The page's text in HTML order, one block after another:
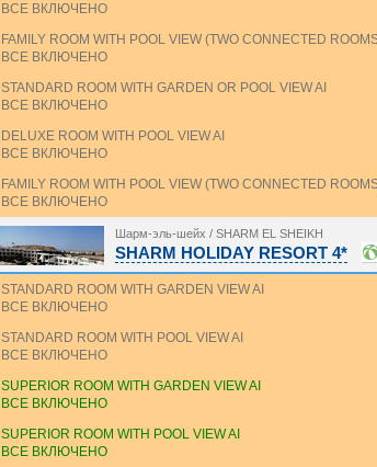
ВСЕ ВКЛЮЧЕНО
FAMILY ROOM WITH POOL VIEW (TWO CONNECTED
ВСЕ ВКЛЮЧЕНО
STANDARD ROOM WITH GARDEN OR POOL VIEW AI
ВСЕ ВКЛЮЧЕНО
DELUXE ROOM WITH POOL VIEW AI
ВСЕ ВКЛЮЧЕНО
FAMILY ROOM WITH POOL VIEW (TWO CONNECTED
ВСЕ ВКЛЮЧЕНО
Шарм-эль-шейх / SHARM EL SHEIKH
SHARM HOLIDAY RESORT 4*
STANDARD ROOM WITH GARDEN VIEW AI
ВСЕ ВКЛЮЧЕНО
STANDARD ROOM WITH POOL VIEW AI
ВСЕ ВКЛЮЧЕНО
SUPERIOR ROOM WITH GARDEN VIEW AI
ВСЕ ВКЛЮЧЕНО
SUPERIOR ROOM WITH POOL VIEW AI
ВСЕ ВКЛЮЧЕНО